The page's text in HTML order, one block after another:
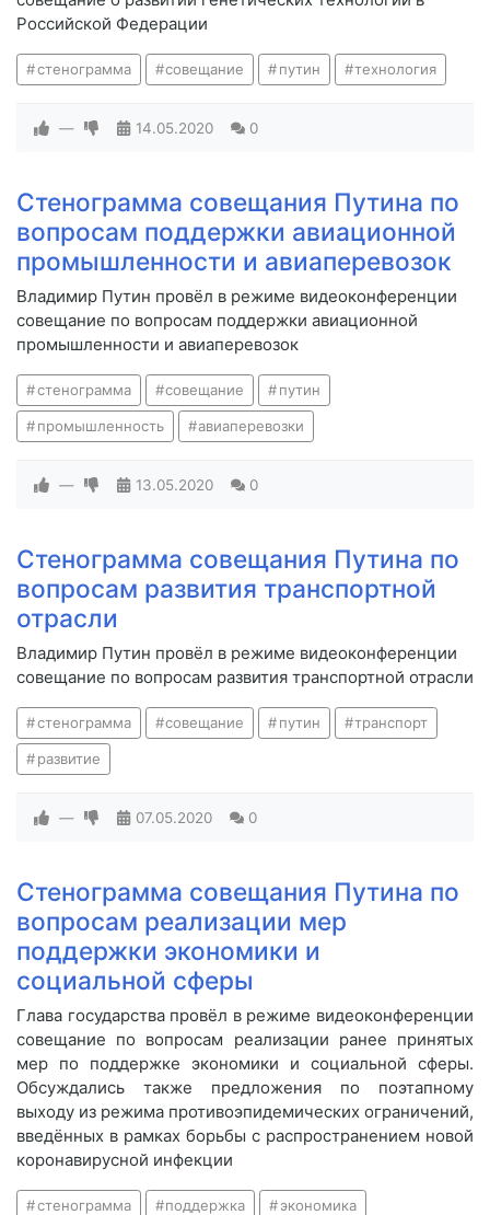
Российской Федерации
стенограмма совещание путин технология
— 14.05.2020 0
Стенограмма совещания Путина по
вопросам поддержки авиационной
промышленности и авиаперевозок
Владимир Путин провёл в режиме видеоконференции
совещание по вопросам поддержки авиационной
промышленности и авиаперевозок
стенограмма совещание путин
промышленность авиаперевозки
— 13.05.2020 0
Стенограмма совещания Путина по
вопросам развития транспортной
отрасли
Владимир Путин провёл в режиме видеоконференции
совещание по вопросам развития транспортной отрасли
стенограмма совещание путин транспорт
развитие
— 07.05.2020 0
Стенограмма совещания Путина по
вопросам реализации мер
поддержки экономики и
социальной сферы
Глава государства провёл в режиме видеоконференции
совещание по вопросам реализации ранее принятых
мер по поддержке экономики и социальной сферы.
Обсуждались также предложения по поэтапному
выходу из режима противоэпидемических ограничений,
введённых в рамках борьбы с распространением новой
коронавирусной инфекции
стенограмма поддержка экономика